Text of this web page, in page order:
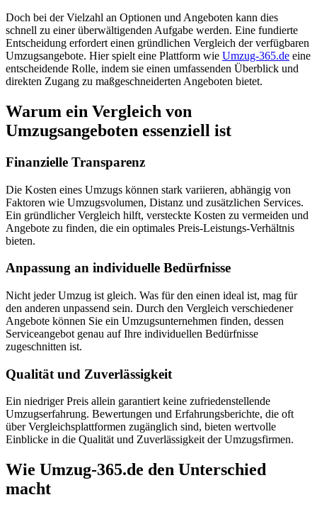
Doch bei der Vielzahl an Optionen und Angeboten kann dies
schnell zu einer überwältigenden Aufgabe werden. Eine fundierte
Entscheidung erfordert einen gründlichen Vergleich der verfügbaren
Umzugsangebote. Hier spielt eine Plattform wie Umzug-365.de eine
entscheidende Rolle, indem sie einen umfassenden Überblick und
direkten Zugang zu maßgeschneiderten Angeboten bietet.
Warum ein Vergleich von
Umzugsangeboten essenziell ist
Finanzielle Transparenz
Die Kosten eines Umzugs können stark variieren, abhängig von
Faktoren wie Umzugsvolumen, Distanz und zusätzlichen Services.
Ein gründlicher Vergleich hilft, versteckte Kosten zu vermeiden und
Angebote zu finden, die ein optimales Preis-Leistungs-Verhältnis
bieten.
Anpassung an individuelle Bedürfnisse
Nicht jeder Umzug ist gleich. Was für den einen ideal ist, mag für
den anderen unpassend sein. Durch den Vergleich verschiedener
Angebote können Sie ein Umzugsunternehmen finden, dessen
Serviceangebot genau auf Ihre individuellen Bedürfnisse
zugeschnitten ist.
Qualität und Zuverlässigkeit
Ein niedriger Preis allein garantiert keine zufriedenstellende
Umzugserfahrung. Bewertungen und Erfahrungsberichte, die oft
über Vergleichsplattformen zugänglich sind, bieten wertvolle
Einblicke in die Qualität und Zuverlässigkeit der Umzugsfirmen.
Wie Umzug-365.de den Unterschied
macht